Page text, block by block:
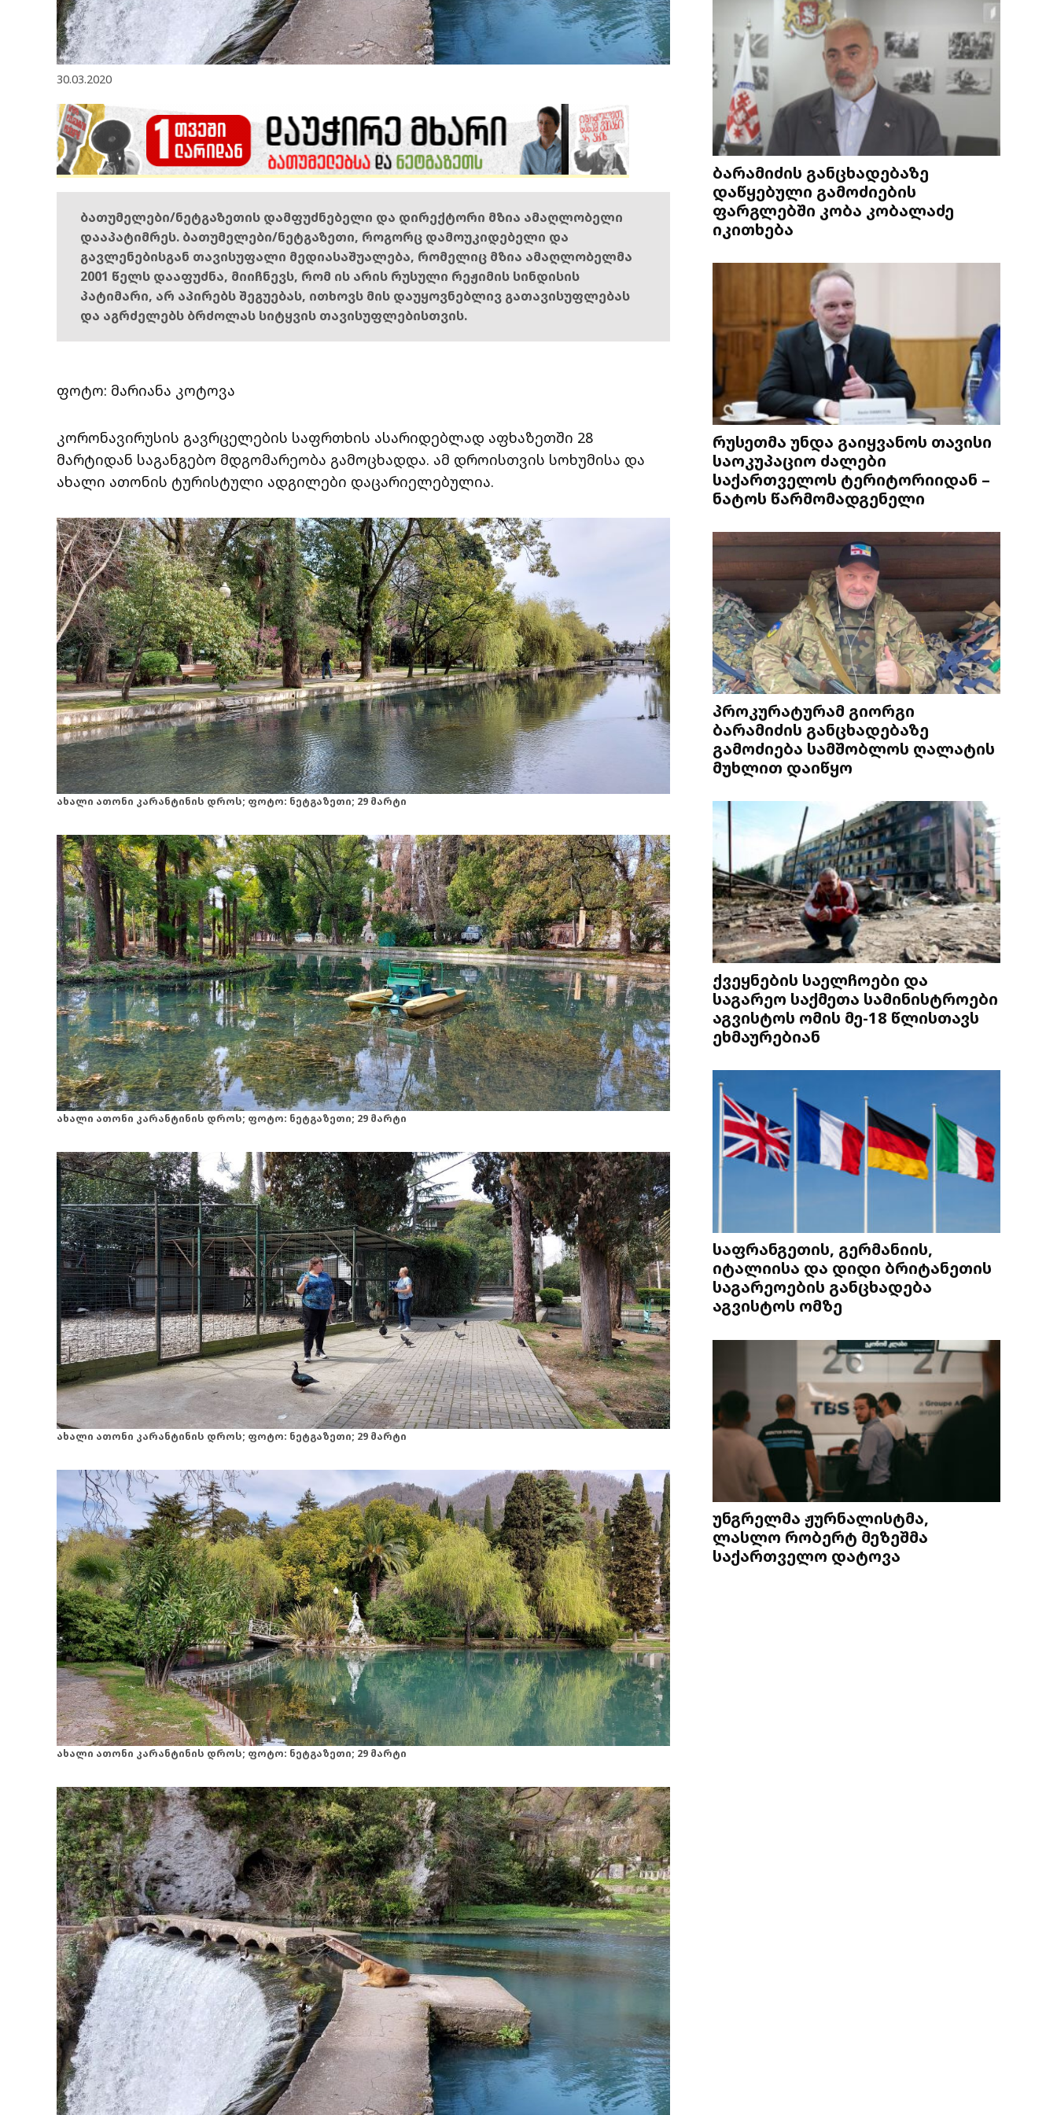
30.03.2020
ბათუმელები/ნეტგაზეთის დამფუძნებელი და დირექტორი მზია ამაღლობელი
დააპატიმრეს. ბათუმელები/ნეტგაზეთი, როგორც დამოუკიდებელი და
გავლენებისგან თავისუფალი მედიასაშუალება, რომელიც მზია ამაღლობელმა
2001 წელს დააფუძნა, მიიჩნევს, რომ ის არის რუსული რეჟიმის სინდისის
პატიმარი, არ აპირებს შეგუებას, ითხოვს მის დაუყოვნებლივ გათავისუფლებას
და აგრძელებს ბრძოლას სიტყვის თავისუფლებისთვის.
ფოტო: მარიანა კოტოვა
კორონავირუსის გავრცელების საფრთხის ასარიდებლად აფხაზეთში 28
მარტიდან საგანგებო მდგომარეობა გამოცხადდა. ამ დროისთვის სოხუმისა და
ახალი ათონის ტურისტული ადგილები დაცარიელებულია.
ახალი ათონი კარანტინის დროს; ფოტო: ნეტგაზეთი; 29 მარტი
ახალი ათონი კარანტინის დროს; ფოტო: ნეტგაზეთი; 29 მარტი
ახალი ათონი კარანტინის დროს; ფოტო: ნეტგაზეთი; 29 მარტი
ახალი ათონი კარანტინის დროს; ფოტო: ნეტგაზეთი; 29 მარტი
ბარამიძის განცხადებაზე
დაწყებული გამოძიების
ფარგლებში კობა კობალაძე
იკითხება
რუსეთმა უნდა გაიყვანოს თავისი
საოკუპაციო ძალები
საქართველოს ტერიტორიიდან –
ნატოს წარმომადგენელი
პროკურატურამ გიორგი
ბარამიძის განცხადებაზე
გამოძიება სამშობლოს ღალატის
მუხლით დაიწყო
ქვეყნების საელჩოები და
საგარეო საქმეთა სამინისტროები
აგვისტოს ომის მე-18 წლისთავს
ეხმაურებიან
საფრანგეთის, გერმანიის,
იტალიისა და დიდი ბრიტანეთის
საგარეოების განცხადება
აგვისტოს ომზე
უნგრელმა ჟურნალისტმა,
ლასლო რობერტ მეზეშმა
საქართველო დატოვა